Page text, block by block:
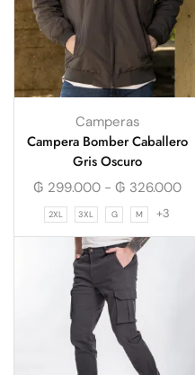
Camperas
Campera Bomber Caballero
Gris Oscuro
₲ 299.000 - ₲ 326.000
2XL 3XL G M +3